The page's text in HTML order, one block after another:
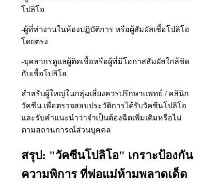
โปลิโอ
-ผู้ที่ทำงานในห้องปฏิบัติการ หรือผู้สัมผัสเชื้อโปลิโอ
โดยตรง
-บุคลากรดูแลผู้ติดเชื้อหรือผู้ที่มีโอกาสสัมผัสใกล้ชิด
กับเชื้อโปลิโอ
สำหรับผู้ใหญ่ในกลุ่มเสี่ยงควรปรึกษาแพทย์ / คลินิก
วัคซีน เพื่อตรวจสอบประวัติการได้รับวัคซีนโปลิโอ
และรับคำแนะนำว่าจำเป็นต้องฉีดเพิ่มเติมหรือไม่
ตามสถานการณ์ส่วนบุคคล
สรุป: "วัคซีนโปลิโอ" เกราะป้องกัน
ความพิการ ที่พ่อแม่ห้ามพลาดเด็ด